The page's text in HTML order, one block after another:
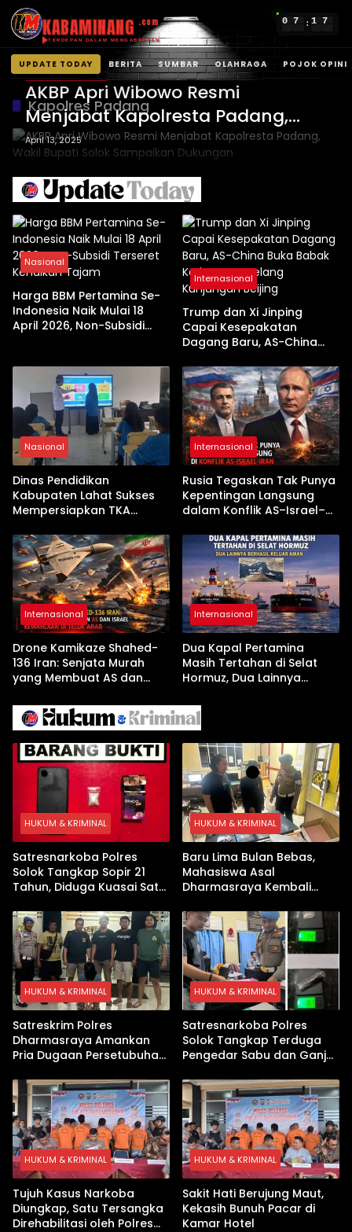
KABAMINANG .com
TERDEPAN DALAM MENGABARKAN
0 7 : 1 7
UPDATE TODAY BERITA SUMBAR OLAHRAGA POJOK OPINI
Langsung
konten
Kapolres Padang
Kabupaten Solok
AKBP Apri Wibowo Resmi
Menjabat Kapolresta Padang,
Wakil Bupati Solok Sampaikan
Dukungan
April 13, 2025
Nasional
Harga BBM Pertamina Se-
Indonesia Naik Mulai 18
April 2026, Non-Subsidi
Internasional
Trump dan Xi Jinping
Capai Kesepakatan
Dagang Baru, AS-China
Jelang Kunjungan Beijing
Nasional
Dinas Pendidikan
Kabupaten Lahat Sukses
Mempersiapkan TKA
Pembekalan Latihan Soal
Tanpa Internet
Internasional
Rusia Tegaskan Tak Punya
Kepentingan Langsung
dalam Konflik AS–Israel–
Internasional
Drone Kamikaze Shahed-
136 Iran: Senjata Murah
yang Membuat AS dan
Arab
Internasional
Dua Kapal Pertamina
Masih Tertahan di Selat
Hormuz, Dua Lainnya
HUKUM & KRIMINAL
Satresnarkoba Polres
Solok Tangkap Sopir 21
Tahun, Diduga Kuasai Satu
HUKUM & KRIMINAL
Baru Lima Bulan Bebas,
Mahasiswa Asal
Dharmasraya Kembali
HUKUM & KRIMINAL
Satreskrim Polres
Dharmasraya Amankan
Pria Dugaan Persetubuhan
HUKUM & KRIMINAL
Satresnarkoba Polres
Solok Tangkap Terduga
Pengedar Sabu dan Ganja
HUKUM & KRIMINAL
Tujuh Kasus Narkoba
Diungkap, Satu Tersangka
Direhabilitasi oleh Polres
HUKUM & KRIMINAL
Sakit Hati Berujung Maut,
Kekasih Bunuh Pacar di
Kamar Hotel